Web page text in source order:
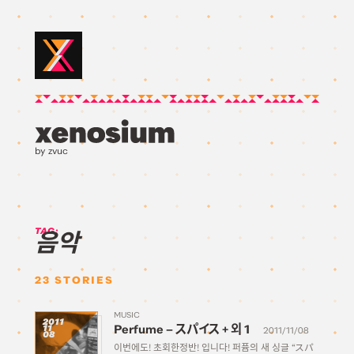
by zvuc
TAG:
음악
23 STORIES
2011
11
08
MUSIC
Perfume – スパイス + 외 1
2011/11/08
이번에도! 초회한정반! 입니다! 퍼퓸의 새 싱글 “スパ